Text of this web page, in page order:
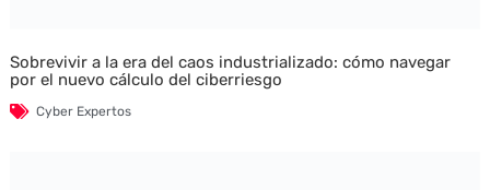
Sobrevivir a la era del caos industrializado: cómo navegar
por el nuevo cálculo del ciberriesgo
Cyber Expertos